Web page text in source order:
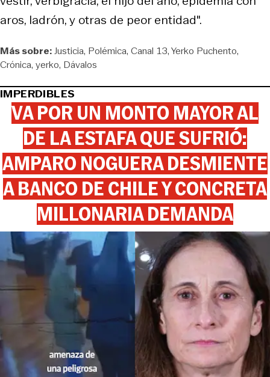
aros, ladrón, y otras de peor entidad".
Más sobre:Justicia Polémica Canal 13 Yerko Puchento
Crónica yerko Dávalos
IMPERDIBLES
VA POR UN MONTO MAYOR AL
DE LA ESTAFA QUE SUFRIÓ:
AMPARO NOGUERA DESMIENTE
A BANCO DE CHILE Y CONCRETA
MILLONARIA DEMANDA